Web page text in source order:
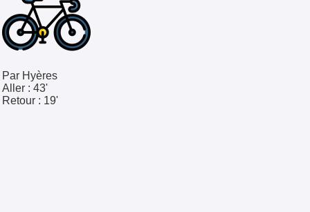
Par Hyères
Aller : 43'
Retour : 19'